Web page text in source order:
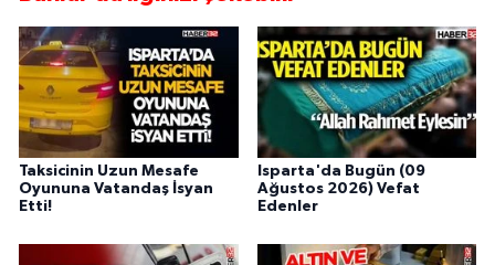
Taksicinin Uzun Mesafe
Oyununa Vatandaş İsyan
Etti!
Isparta'da Bugün (09
Ağustos 2026) Vefat
Edenler